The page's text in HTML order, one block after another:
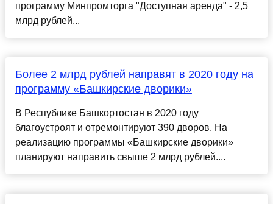
программу Минпромторга "Доступная аренда" - 2,5
млрд рублей...
Более 2 млрд рублей направят в 2020 году на
программу «Башкирские дворики»
В Республике Башкортостан в 2020 году
благоустроят и отремонтируют 390 дворов. На
реализацию программы «Башкирские дворики»
планируют направить свыше 2 млрд рублей....